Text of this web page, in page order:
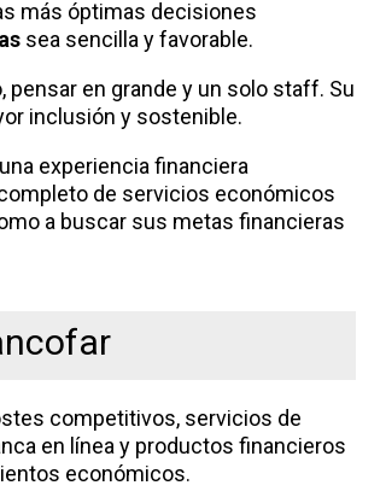
más óptimas decisiones
sea sencilla y favorable.
en grande y un solo staff. Su
inclusión y sostenible.
experiencia financiera
de servicios económicos
a buscar sus metas financieras
competitivos, servicios de
en línea y productos financieros
económicos.